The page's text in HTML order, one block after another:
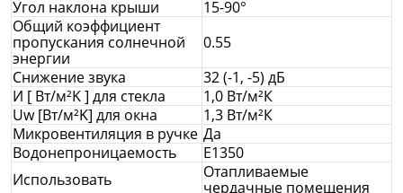
Угол наклона крыши
15-90°
Общий коэффициент
пропускания солнечной
энергии
0.55
Снижение звука
32 (-1, -5) дБ
И [ Вт/м²K ] для стекла
1,0 Вт/м²К
Uw [Вт/м²K] для окна
1,3 Вт/м²К
Микровентиляция в ручке Да
Водонепроницаемость
E1350
Использовать
Отапливаемые
чердачные помещения